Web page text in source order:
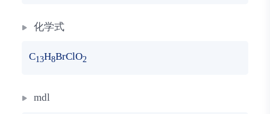
化学式
C13H8BrClO2
mdl